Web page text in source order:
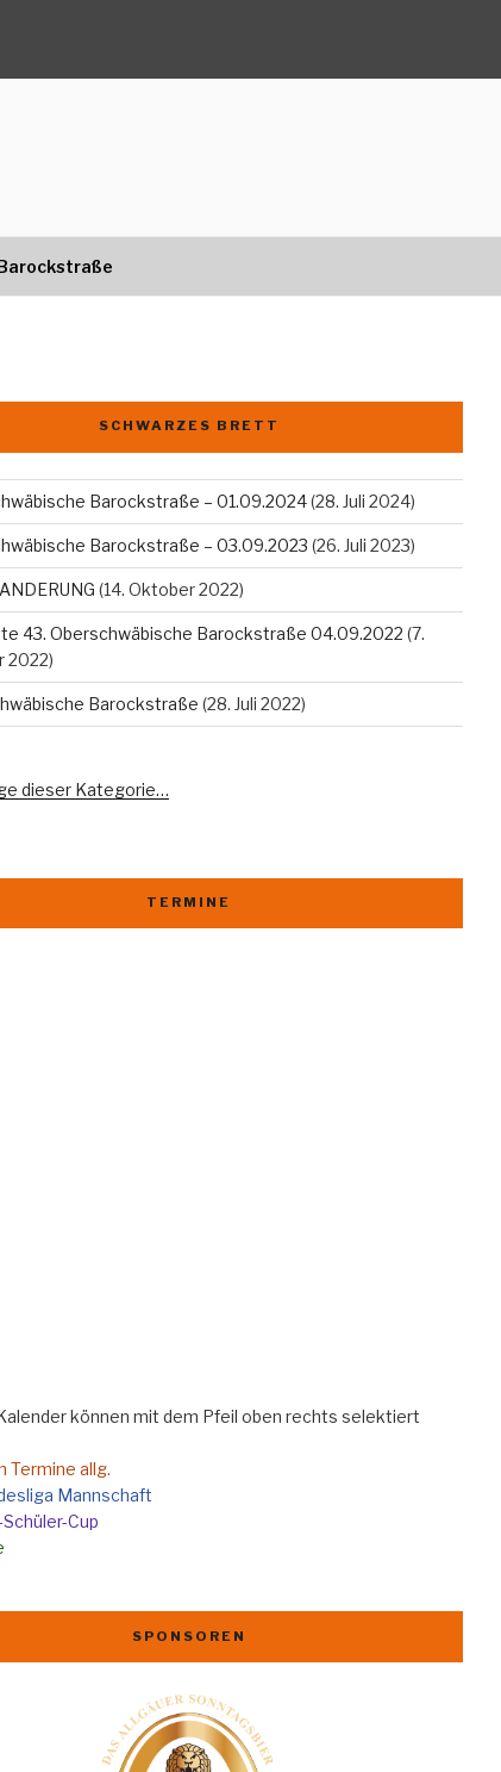
SCHWARZES BRETT
Barockstraße – 01.09.2024(28. Juli 2024)
Barockstraße – 03.09.2023 (26. Juli 2023)
(14. Oktober 2022)
43. Oberschwäbische Barockstraße 04.09.2022 (7.
2022)
Barockstraße (28. Juli 2022)
dieser Kategorie…
TERMINE
können mit dem Pfeil oben rechts selektiert
Termine allg.
Mannschaft
Cup
SPONSOREN